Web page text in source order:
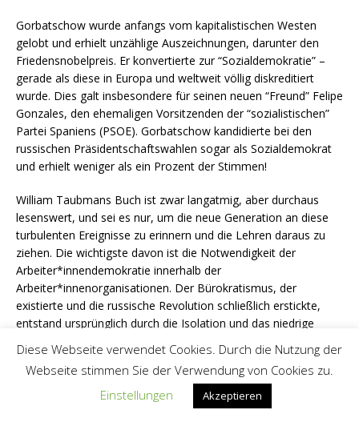
Gorbatschow wurde anfangs vom kapitalistischen Westen
gelobt und erhielt unzählige Auszeichnungen, darunter den
Friedensnobelpreis. Er konvertierte zur “Sozialdemokratie” –
gerade als diese in Europa und weltweit völlig diskreditiert
wurde. Dies galt insbesondere für seinen neuen “Freund” Felipe
Gonzales, den ehemaligen Vorsitzenden der “sozialistischen”
Partei Spaniens (PSOE). Gorbatschow kandidierte bei den
russischen Präsidentschaftswahlen sogar als Sozialdemokrat
und erhielt weniger als ein Prozent der Stimmen!
William Taubmans Buch ist zwar langatmig, aber durchaus
lesenswert, und sei es nur, um die neue Generation an diese
turbulenten Ereignisse zu erinnern und die Lehren daraus zu
ziehen. Die wichtigste davon ist die Notwendigkeit der
Arbeiter*innendemokratie innerhalb der
Arbeiter*innenorganisationen. Der Bürokratismus, der
existierte und die russische Revolution schließlich erstickte,
entstand ursprünglich durch die Isolation und das niedrige
entwickelten Gesellschaften wie Britannien innerhalb der
Gewerkschaften die Tendenz zur Kontrolle von oben durch
konservative, privilegierte Funktionär*innen. Selbst wenn wir in
Britannien einen Arbeiter*innenstaat errichten würden,
Diese Webseite verwendet Cookies. Durch die Nutzung der
Webseite stimmen Sie der Verwendung von Cookies zu.
Einstellungen
Akzeptieren